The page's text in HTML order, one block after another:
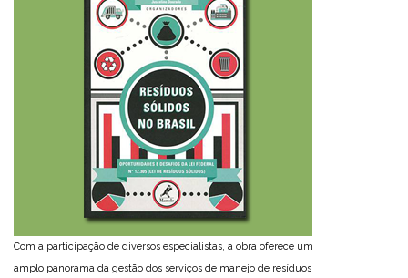
Com a participação de diversos especialistas, a obra oferece um
amplo panorama da gestão dos serviços de manejo de resíduos